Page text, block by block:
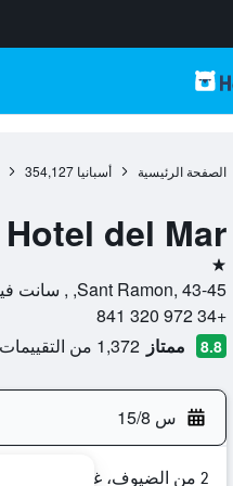
الصفحة الرئيسية أسبانيا 354,127
Hotel del Mar
نجمة واحدة
Sant Ramon, 43-45, , سانت فيليو دي غيكسولس, كاتالونيا, أسبانيا
+34 972 320 841
8.8 ممتاز 1,372 من التقييمات تم التحقق منها
س 15/8
2 من الضيوف، غرفة واحدة